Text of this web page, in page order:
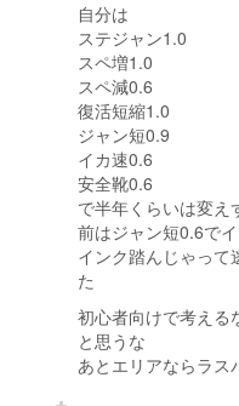
自分は
ステジャン1.0
スペ増1.0
スペ減0.6
復活短縮1.0
ジャン短0.9
イカ速0.6
安全靴0.6
で半年くらいは変え
前はジャン短0.6で
インク踏んじゃって
た
初心者向けで考える
と思うな
あとエリアならラス